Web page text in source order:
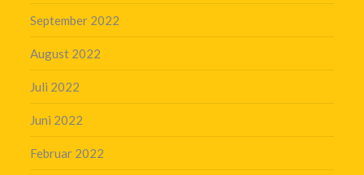
September 2022
August 2022
Juli 2022
Juni 2022
Februar 2022